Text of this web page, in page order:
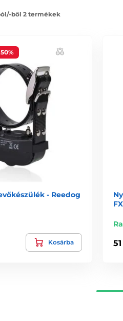
ből 2 termékek
- Reedog
Kosárba